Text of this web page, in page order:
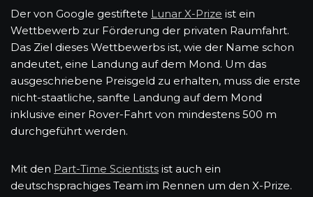
Der von Google gestiftete Lunar X-Prize ist ein
Wettbewerb zur Förderung der privaten Raumfahrt.
Das Ziel dieses Wettbewerbs ist, wie der Name schon
andeutet, eine Landung auf dem Mond. Um das
ausgeschriebene Preisgeld zu erhalten, muss die erste
nicht-staatliche, sanfte Landung auf dem Mond
inklusive einer Rover-Fahrt von mindestens 500 m
durchgeführt werden.
Mit den Part-Time Scientists ist auch ein
deutschsprachiges Team im Rennen um den X-Prize.